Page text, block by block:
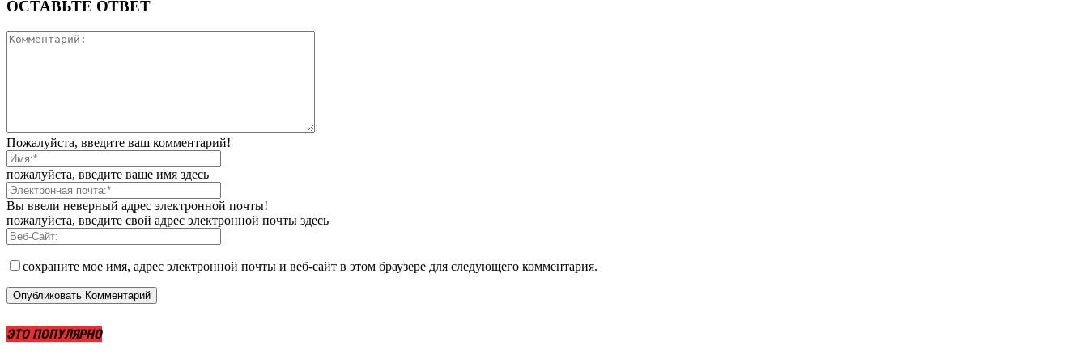
ОСТАВЬТЕ ОТВЕТ
Пожалуйста, введите ваш комментарий!
пожалуйста, введите ваше имя здесь
Вы ввели неверный адрес электронной почты!
пожалуйста, введите свой адрес электронной почты здесь
сохраните мое имя, адрес электронной почты и веб-сайт в этом браузере для следующего комментария.
ЭТО ПОПУЛЯРНО